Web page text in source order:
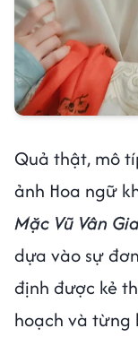
Quả thật, mô
ảnh Hoa ngữ
Mặc Vũ Vân
dựa vào sự
định được kẻ
hoạch và từng